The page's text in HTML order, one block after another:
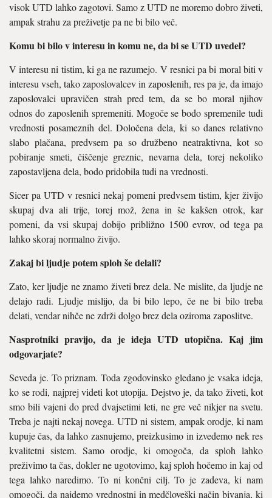
visok UTD lahko zagotovi. Samo z UTD ne moremo dobro živeti,
ampak strahu za preživetje pa ne bi bilo več.
Komu bi bilo v interesu in komu ne, da bi se UTD uvedel?
V interesu ni tistim, ki ga ne razumejo. V resnici pa bi moral biti v
interesu vseh, tako zaposlovalcev in zaposlenih, res pa je, da imajo
zaposlovalci upravičen strah pred tem, da se bo moral njihov
odnos do zaposlenih spremeniti. Mogoče se bodo spremenile tudi
vrednosti posameznih del. Določena dela, ki so danes relativno
slabo plačana, predvsem pa so družbeno neatraktivna, kot so
pobiranje smeti, čiščenje greznic, nevarna dela, torej nekoliko
zapostavljena dela, bodo pridobila tudi na vrednosti.
Sicer pa UTD v resnici nekaj pomeni predvsem tistim, kjer živijo
skupaj dva ali trije, torej mož, žena in še kakšen otrok, kar
pomeni, da vsi skupaj dobijo približno 1500 evrov, od tega pa
lahko skoraj normalno živijo.
Zakaj bi ljudje potem sploh še delali?
Zato, ker ljudje ne znamo živeti brez dela. Ne mislite, da ljudje ne
delajo radi. Ljudje mislijo, da bi bilo lepo, če ne bi bilo treba
delati, vendar nihče ne zdrži dolgo brez dela oziroma zaposlitve.
Nasprotniki pravijo, da je ideja UTD utopična. Kaj jim
odgovarjate?
Seveda je. To priznam. Toda zgodovinsko gledano je vsaka ideja,
ko se rodi, najprej videti kot utopija. Dejstvo je, da tako živeti, kot
smo bili vajeni do pred dvajsetimi leti, ne gre več nikjer na svetu.
Treba je najti nekaj novega. UTD ni sistem, ampak orodje, ki nam
kupuje čas, da lahko zasnujemo, preizkusimo in izvedemo nek res
kvalitetni sistem. Samo orodje, ki omogoča, da sploh lahko
preživimo ta čas, dokler ne ugotovimo, kaj sploh hočemo in kaj od
tega lahko naredimo. To ni končni cilj. To je zadeva, ki nam
omogoči, da najdemo vrednostni in medčloveški način bivanja, ki